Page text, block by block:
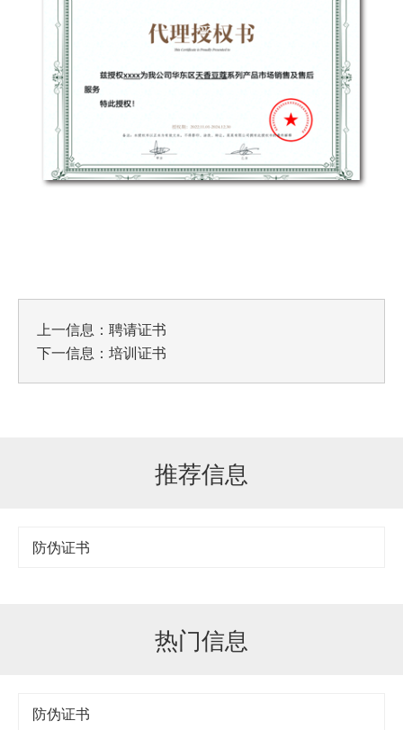
上一信息： 聘请证书
下一信息： 培训证书
推荐信息
防伪证书
热门信息
防伪证书